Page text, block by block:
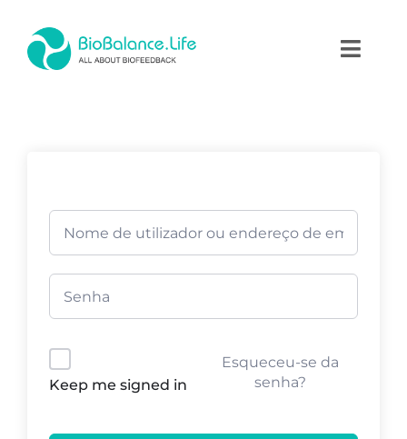
content
Produtos
Blog
Contactos
Keep me signed in
Esqueceu-se da
senha?